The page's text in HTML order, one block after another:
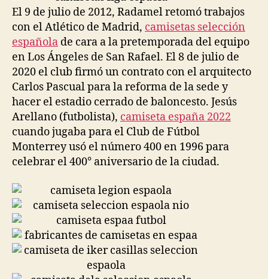
El 9 de julio de 2012, Radamel retomó trabajos
con el Atlético de Madrid, camisetas selección
española de cara a la pretemporada del equipo
en Los Ángeles de San Rafael. El 8 de julio de
2020 el club firmó un contrato con el arquitecto
Carlos Pascual para la reforma de la sede y
hacer el estadio cerrado de baloncesto. Jesús
Arellano (futbolista), camiseta españa 2022
cuando jugaba para el Club de Fútbol
Monterrey usó el número 400 en 1996 para
celebrar el 400° aniversario de la ciudad.